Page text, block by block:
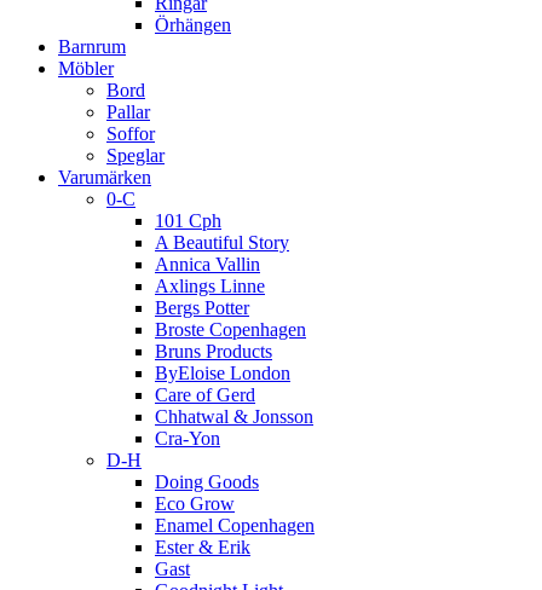
Örhängen
Barnrum
Möbler
Bord
Pallar
Soffor
Speglar
Varumärken
0-C
101 Cph
A Beautiful Story
Annica Vallin
Axlings Linne
Bergs Potter
Broste Copenhagen
Bruns Products
ByEloise London
Care of Gerd
Chhatwal & Jonsson
Cra-Yon
D-H
Doing Goods
Eco Grow
Enamel Copenhagen
Ester & Erik
Gast